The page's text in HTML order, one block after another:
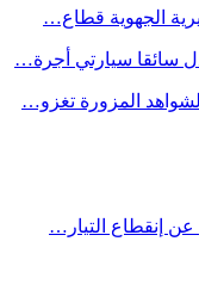
الجهوية قطاع…
سائقا سيارتي أجرة…
المزورة تغزو…
إنقطاع التيار…